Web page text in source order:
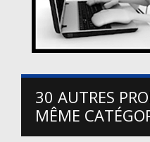
30 AUTRES
MÊME